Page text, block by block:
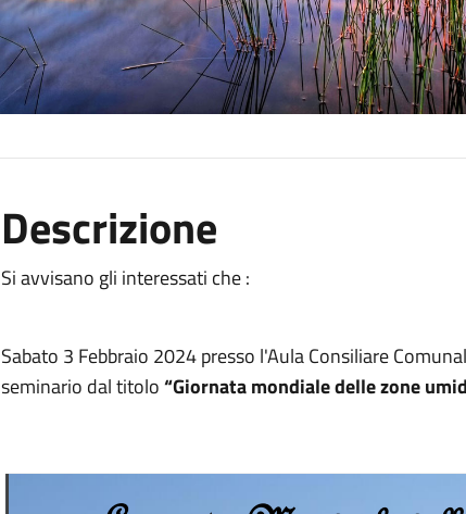
Descrizione
Si avvisano gli interessati che :
Sabato 3 Febbraio 2024 presso l'Aula Consiliare
seminario dal titolo“Giornata mondiale delle zone